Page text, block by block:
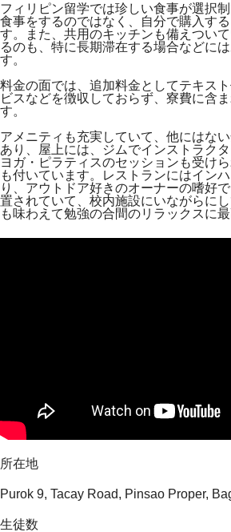
フィリピン留学では珍しい食事が選択
食事をするのではなく、自分で購入す
す。また、共用のキッチンも備えつい
るのも、特に長期滞在する場合などに
す。
料金の面では、追加料金としてテキス
ビスなどを徴収しておらず、寮費に含
す。
アメニティも充実していて、他にはな
あり、屋上には、ジムでインストラク
ヨガ・ピラティスのセッションも受け
も付いています。レストランにはイン
り、アウトドア好きのオーナーの嗜好
置されていて、校内施設にいながらに
も味わえて勉強の合間のリラックスに最
所在地
Purok 9, Tacay Road, Pinsao Proper,
生徒数